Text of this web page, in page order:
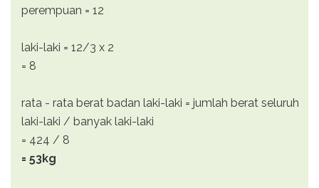
perempuan = 12
laki-laki = 12/3 x 2
= 8
rata - rata berat badan laki-laki = jumlah berat seluruh
laki-laki / banyak laki-laki
= 424 / 8
= 53kg